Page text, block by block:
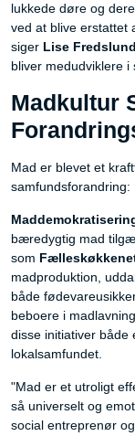
lukkede døre og
ved at blive erstattet
siger Lise Fredslund
bliver medudviklere
Madkultur
Mad er blevet et
samfundsforandring:
bæredygtig mad
som
madproduktion,
både
beboere i
disse initiativer
lokalsamfundet.
"Mad er et utroligt
så universelt og
social entreprenør